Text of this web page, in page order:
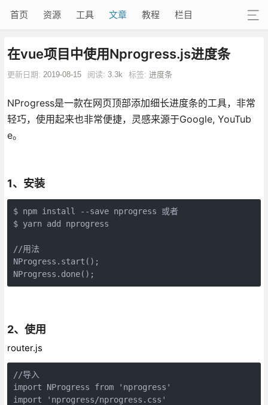
首页 资源 工具 文章 教程 栏目
在vue项目中使用Nprogress.js进度条
更新日期: 2019-08-15 阅读: 3.3k 标签: 进度条
NProgress是一款在网页顶部添加细长进度条的工具，非常
轻巧，使用起来也非常便捷，灵感来源于Google, YouTub
e。
1、安装
$ npm install --save nprogress 或者
$ yarn add nprogress
//用法
NProgress.start();
NProgress.done();
2、使用
router.js
//导入
import NProgress from 'nprogress'
import 'nprogress/nprogress.css'